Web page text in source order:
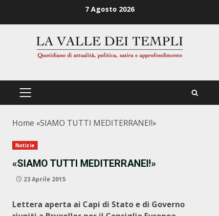
7 Agosto 2026
PRIMÄRES
Home «SIAMO TUTTI MEDITERRANEI!»
Notizie
«SIAMO TUTTI MEDITERRANEI!»
23 Aprile 2015
Lettera aperta ai Capi di Stato e di Governo